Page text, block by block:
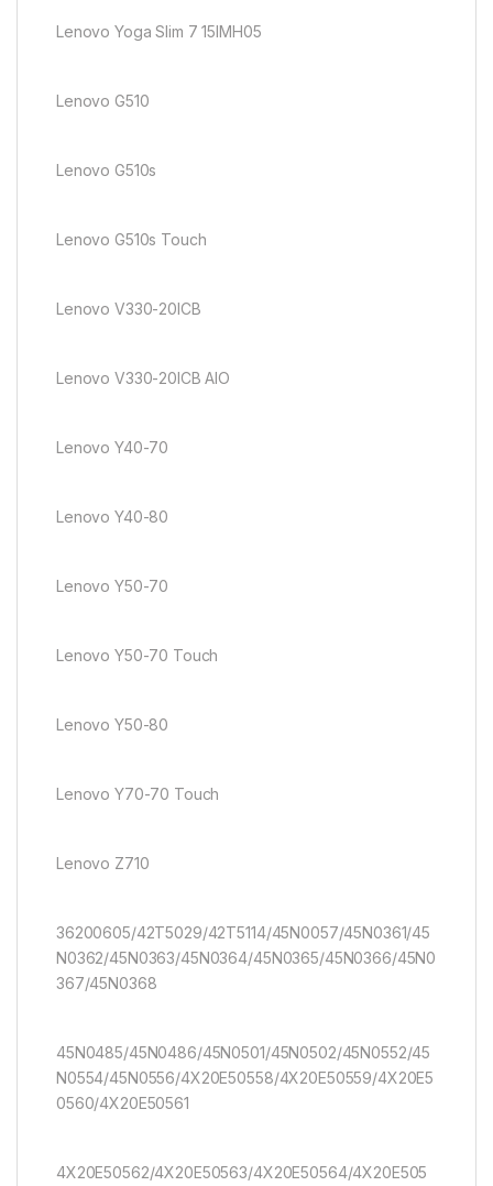
Lenovo Yoga Slim 7 15IMH05
Lenovo G510
Lenovo G510s
Lenovo G510s Touch
Lenovo V330-20ICB
Lenovo V330-20ICB AIO
Lenovo Y40-70
Lenovo Y40-80
Lenovo Y50-70
Lenovo Y50-70 Touch
Lenovo Y50-80
Lenovo Y70-70 Touch
Lenovo Z710
36200605/42T5029/42T5114/45N0057/45N0361/45
N0362/45N0363/45N0364/45N0365/45N0366/45N0
367/45N0368
45N0485/45N0486/45N0501/45N0502/45N0552/45
N0554/45N0556/4X20E50558/4X20E50559/4X20E5
0560/4X20E50561
4X20E50562/4X20E50563/4X20E50564/4X20E505